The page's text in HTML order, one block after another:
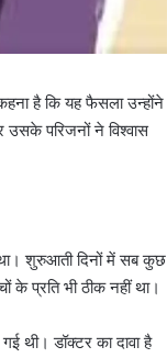
है कि यह फैसला उन्होंने
उसके परिजनों ने विश्वास
था। शुरुआती दिनों में सब कुछ
के प्रति भी ठीक नहीं था।
थी। डॉक्टर का दावा है